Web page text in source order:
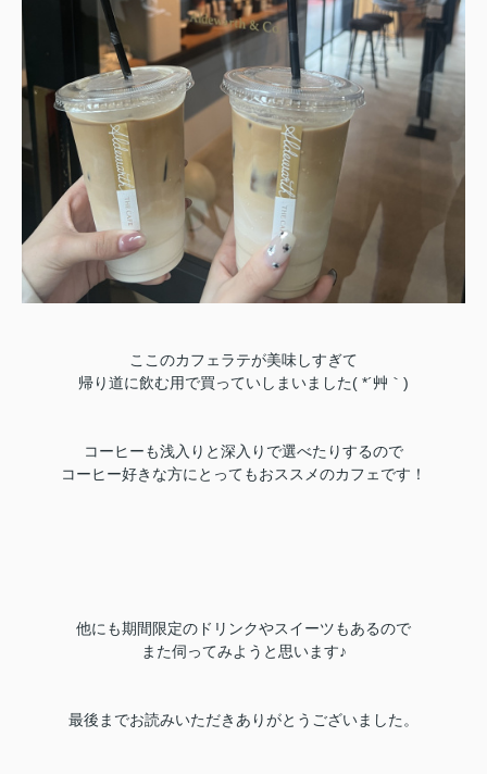
ここのカフェラテが美味しすぎて
帰り道に飲む用で買っていしまいました( *´艸｀)
コーヒーも浅入りと深入りで選べたりするので
コーヒー好きな方にとってもおススメのカフェです！
他にも期間限定のドリンクやスイーツもあるので
また伺ってみようと思います♪
最後までお読みいただきありがとうございました。